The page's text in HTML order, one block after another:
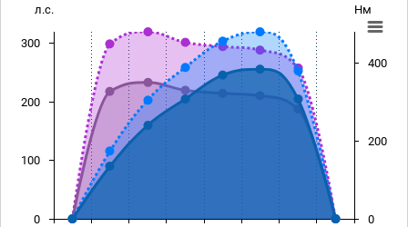
л.с. Нм
0
100
200
300
0
200
400